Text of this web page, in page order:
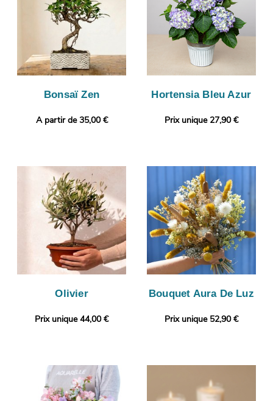
Bonsaï Zen
A partir de 35,00 €
Hortensia Bleu Azur
Prix unique 27,90 €
Olivier
Prix unique 44,00 €
Bouquet Aura De Luz
Prix unique 52,90 €